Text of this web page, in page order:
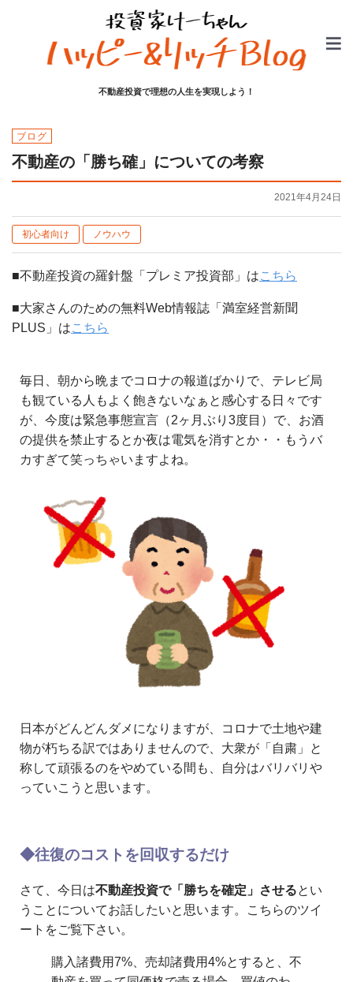
不動産投資で理想の人生を実現しよう！
ブログ
不動産の「勝ち確」についての考察
2021年4月24日
初心者向け ノウハウ
■不動産投資の羅針盤「プレミア投資部」はこちら
■大家さんのための無料Web情報誌「満室経営新聞
PLUS」はこちら
毎日、朝から晩までコロナの報道ばかりで、テレビ局
も観ている人もよく飽きないなぁと感心する日々です
が、今度は緊急事態宣言（2ヶ月ぶり3度目）で、お酒
の提供を禁止するとか夜は電気を消すとか・・もうバ
カすぎて笑っちゃいますよね。
日本がどんどんダメになりますが、コロナで土地や建
物が朽ちる訳ではありませんので、大衆が「自粛」と
称して頑張るのをやめている間も、自分はバリバリや
っていこうと思います。
◆往復のコストを回収するだけ
さて、今日は不動産投資で「勝ちを確定」させるとい
うことについてお話したいと思います。こちらのツイ
ートをご覧下さい。
購入諸費用7%、売却諸費用4%とすると、不